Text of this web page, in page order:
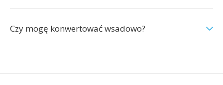
Czy mogę konwertować wsadowo?